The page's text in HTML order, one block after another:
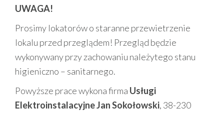
UWAGA!
Prosimy lokatorów o staranne przewietrzenie
lokalu przed przeglądem! Przegląd będzie
wykonywany przy zachowaniu należytego stanu
higieniczno – sanitarnego.
Powyższe prace wykona firma Usługi
Elektroinstalacyjne Jan Sokołowski, 38-230